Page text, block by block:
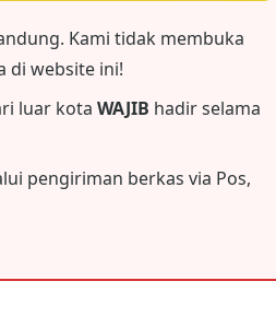
Kami tidak membuka
di website ini!
luar kota WAJIB hadir selama
pengiriman berkas via Pos,